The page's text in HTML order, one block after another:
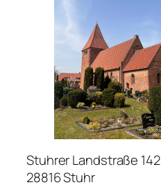
Stuhrer Landstraße 142
28816 Stuhr